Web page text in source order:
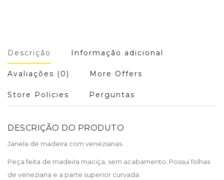
Descrição Informação adicional
Avaliações (0) More Offers
Store Policies Perguntas
DESCRIÇÃO DO PRODUTO
Janela de madeira com venezianas.
Peça feita de madeira maciça, sem acabamento. Possui folhas
de veneziana e a parte superior curvada.